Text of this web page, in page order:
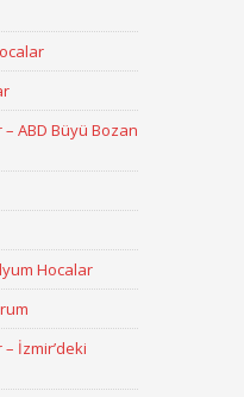
ABD Büyü Bozan
Hocalar
İzmir’deki